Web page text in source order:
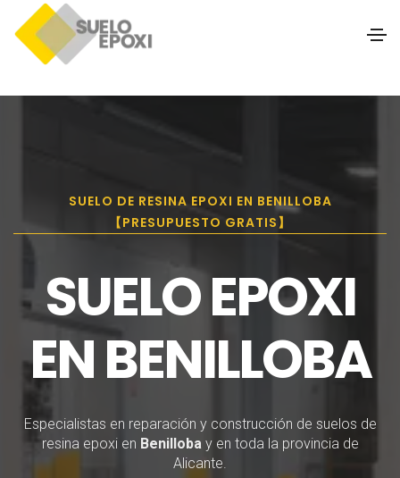
SUELO DE RESINA EPOXI EN BENILLOBA
【PRESUPUESTO GRATIS】
SUELO EPOXI
EN BENILLOBA
Especialistas en reparación y construcción de suelos de
resina epoxi en Benillobay en toda la provincia de
Alicante.